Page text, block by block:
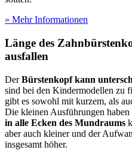
» Mehr Informationen
Länge des
ausfallen
DerBürstenkopf kann
sind bei den Kindermodellen zu
gibt es sowohl mit kurzem, als
Die kleinen Ausführungen haben
in alle Ecken des Mundraums
aber auch kleiner und der
insgesamt höher.